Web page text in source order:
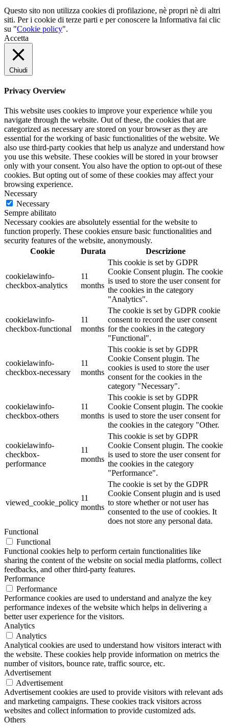
Questo sito non utilizza cookies di profilazione, nè propri nè di altri
siti. Per i cookie di terze parti e per conoscere la Informativa fai clic
su "Cookie policy".
Accetta
Chiudi
Privacy Overview
This website uses cookies to improve your experience while you
navigate through the website. Out of these, the cookies that are
categorized as necessary are stored on your browser as they are
essential for the working of basic functionalities of the website. We
also use third-party cookies that help us analyze and understand how
you use this website. These cookies will be stored in your browser
only with your consent. You also have the option to opt-out of these
cookies. But opting out of some of these cookies may affect your
browsing experience.
Necessary
Necessary
Sempre abilitato
Necessary cookies are absolutely essential for the website to
function properly. These cookies ensure basic functionalities and
security features of the website, anonymously.
Cookie
Durata Descrizione
cookielawinfo-
checkbox-analytics
11
months
This cookie is set by GDPR
Cookie Consent plugin. The cookie
is used to store the user consent for
the cookies in the category
"Analytics".
cookielawinfo-
checkbox-functional
11
months
The cookie is set by GDPR cookie
consent to record the user consent
for the cookies in the category
"Functional".
cookielawinfo-
checkbox-necessary
11
months
This cookie is set by GDPR
Cookie Consent plugin. The
cookies is used to store the user
consent for the cookies in the
category "Necessary".
cookielawinfo-
checkbox-others
11
months
This cookie is set by GDPR
Cookie Consent plugin. The cookie
is used to store the user consent for
the cookies in the category "Other.
cookielawinfo-
checkbox-
performance
11
months
This cookie is set by GDPR
Cookie Consent plugin. The cookie
is used to store the user consent for
the cookies in the category
"Performance".
viewed_cookie_policy
11
months
The cookie is set by the GDPR
Cookie Consent plugin and is used
to store whether or not user has
consented to the use of cookies. It
does not store any personal data.
Functional
Functional
Functional cookies help to perform certain functionalities like
sharing the content of the website on social media platforms, collect
feedbacks, and other third-party features.
Performance
Performance
Performance cookies are used to understand and analyze the key
performance indexes of the website which helps in delivering a
better user experience for the visitors.
Analytics
Analytics
Analytical cookies are used to understand how visitors interact with
the website. These cookies help provide information on metrics the
number of visitors, bounce rate, traffic source, etc.
Advertisement
Advertisement
Advertisement cookies are used to provide visitors with relevant ads
and marketing campaigns. These cookies track visitors across
websites and collect information to provide customized ads.
Others